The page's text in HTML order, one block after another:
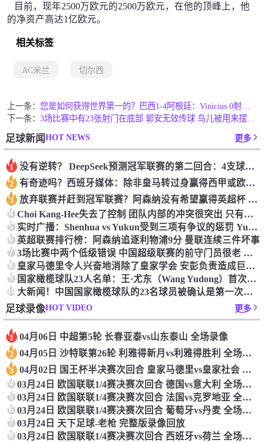
目前，现年2500万欧元的2500万欧元，在他的顶峰上，他
的净资产高达1亿欧元。
相关标签
AC米兰 切尔西
上一条：
您是如何获得世界第一的？巴西1-4阿根廷：Vinicius 0射击90分钟内
下一条：
3场比赛中有23张射门在底部 郭安无效传球 鸟儿被用来摆脱它 Setien痴迷于三名后卫
足球新闻HOT NEWS 更多
1 没有逆转？ DeepSeek预测冠军联赛的第二回合：4支球队在第一回合中获胜 枪手输了
2 有奇迹吗？西班牙媒体：除非皇马转过身赢得西甲或欧洲冠军
3 放弃联赛并赶到冠军联赛？阿森纳没有希望赢得英超杯 赢得欧洲冠军的可能性
4 Choi Kang-Hee失去了控制 团队内部的冲突很突出 只有一个人可以从水火中拯救崔孔
5 实时广播：Shenhua vs Yukun受到三项有争议的惩罚 Yukun将向中国足球联合会提出投诉
6 英超联赛排行榜：阿森纳追逐利物浦9分 曼联连续三件坏事
7 3场比赛中两个低级错误 中国超级联赛的前守门员很老 是时候让位了 最好的继任者出现
8 皇家马德里令人兴奋地消除了皇家学会 安彭负责造成巨大的灾难！
9 国家橄榄球队23人名单：王·尤东（Wang Yudong）首次被选为第11名 塞吉尼奥（Serginho）在名单上
10 大新闻！中国国家橄榄球队的23名球员被确认是第一次进入阵容
足球录像HOT VIDEO 更多
1 04月06日 中超第5轮 长春亚泰vs山东泰山 全场录像
2 04月05日 沙特联第26轮 利雅得新月vs利雅得胜利 全场录像
3 04月02日 国王杯半决赛次回合 皇家马德里vs皇家社会 全场录像
4 03月24日 欧国联联1/4赛决赛次回合 德国vs意大利 全场录像回放
5 03月24日 欧国联联1/4赛决赛次回合 法国vs克罗地亚 全场录像回放
6 03月24日 欧国联联1/4赛决赛次回合 葡萄牙vs丹麦 全场录像回放
7 03月24日 天下足球-老枪 完整版录像回放
8 03月24日 欧国联联1/4赛决赛次回合 西班牙vs荷兰 全场录像回放